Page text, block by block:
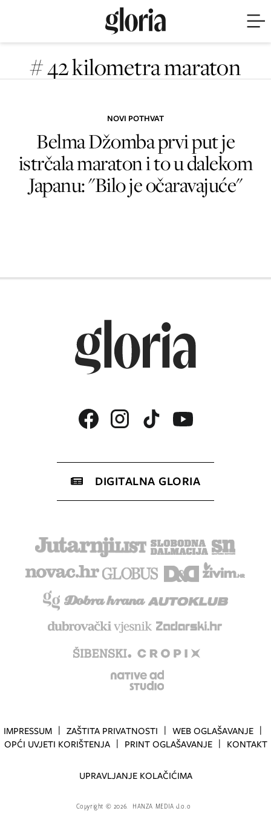
# 42 kilometra maraton
NOVI POTHVAT
Belma Džomba prvi put je
istrčala maraton i to u dalekom
Japanu: "Bilo je očaravajuće"
DIGITALNA GLORIA
IMPRESSUM ZAŠTITA PRIVATNOSTI
WEB OGLAŠAVANJE
OPĆI UVJETI KORIŠTENJA
PRINT OGLAŠAVANJE KONTAKT
UPRAVLJANJE KOLAČIĆIMA
Copyright © 2026. HANZA MEDIA d.o.o